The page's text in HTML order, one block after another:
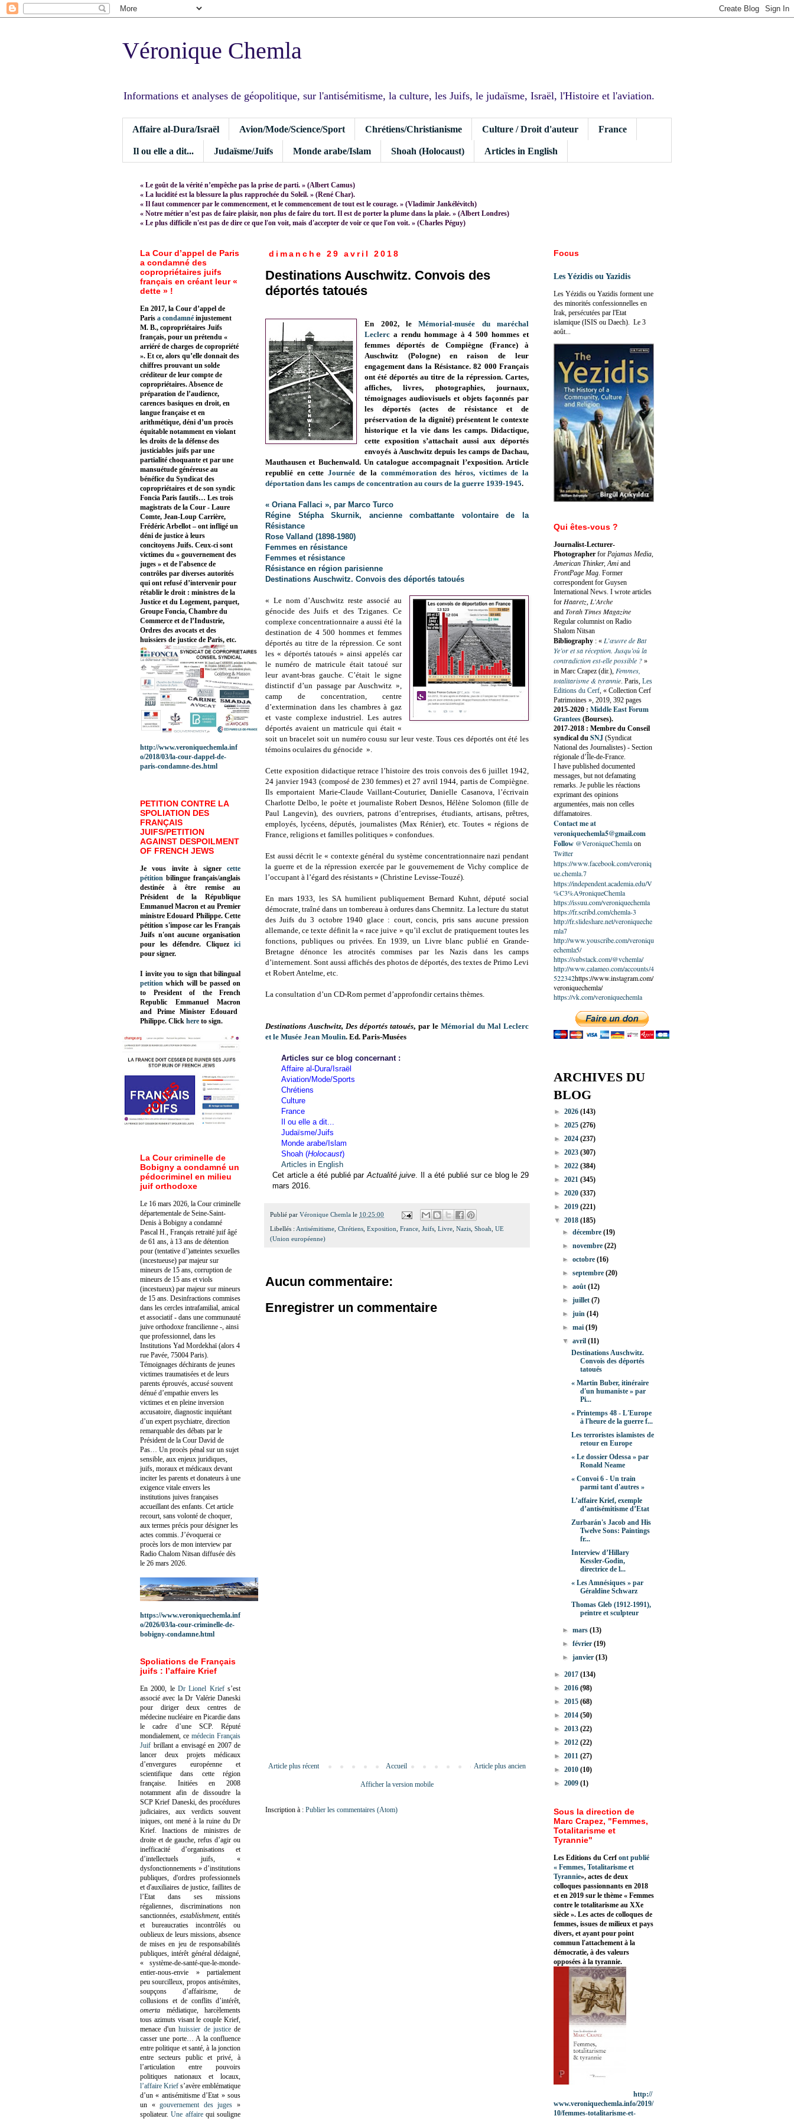
Véronique Chemla
Informations et analyses de géopolitique, sur l'antisémitisme, la culture, les Juifs, le judaïsme, Israël, l'Histoire et l'aviation.
Affaire al-Dura/Israël Avion/Mode/Science/Sport Chrétiens/Christianisme Culture / Droit d'auteur France
Il ou elle a dit... Judaïsme/Juifs Monde arabe/Islam Shoah (Holocaust) Articles in English
« Le goût de la vérité n’empêche pas la prise de parti. » (Albert Camus)
« La lucidité est la blessure la plus rapprochée du Soleil. » (René Char).
« Il faut commencer par le commencement, et le commencement de tout est le courage. » (Vladimir Jankélévitch)
« Notre métier n’est pas de faire plaisir, non plus de faire du tort. Il est de porter la plume dans la plaie. » (Albert Londres)
« Le plus difficile n'est pas de dire ce que l'on voit, mais d'accepter de voir ce que l'on voit. » (Charles Péguy)
dimanche 29 avril 2018
Destinations Auschwitz. Convois des
déportés tatoués
En 2002, leMémorial-musée du maréchal
Leclerc a rendu hommage à 4 500 hommes et
femmes déportés de Compiègne (France) à
Auschwitz (Pologne) en raison de leur
engagement dans la Résistance. 82 000 Français
ont été déportés au titre de la répression. Cartes,
affiches, livres, photographies, journaux,
témoignages audiovisuels et objets façonnés par
les déportés (actes de résistance et de
préservation de la dignité) présentent le contexte
historique et la vie dans les camps. Didactique,
cette exposition s’attachait aussi aux déportés
envoyés à Auschwitz depuis les camps de Dachau,
Mauthausen et Buchenwald. Un catalogue accompagnait l’exposition. Article
republié en cette Journéede la commémoration des héros, victimes de la
déportation dans les camps de concentration au cours de la guerre 1939-1945.
« Oriana Fallaci », par Marco Turco
Régine Stépha Skurnik, ancienne combattante volontaire de la
Résistance
Rose Valland (1898-1980)
Femmes en résistance
Femmes et résistance
Résistance en région parisienne
Destinations Auschwitz. Convois des déportés tatoués
« Le nom d’Auschwitz reste associé au
génocide des Juifs et des Tziganes. Ce
complexe concentrationnaire a aussi été la
destination de 4 500 hommes et femmes
déportés au titre de la répression. Ce sont
les « déportés tatoués » ainsi appelés car
le numéro de matricule était tatoué sur
leur avant-bras gauche. C’était le signe
distinctif d’un passage par Auschwitz »,
camp de concentration, centre
d’extermination dans les chambres à gaz
et vaste complexe industriel. Les autres
déportés avaient un matricule qui était «
soit un bracelet soit un numéro cousu sur leur veste. Tous ces déportés ont été les
témoins oculaires du génocide ».
Cette exposition didactique retrace l’histoire des trois convois des 6 juillet 1942,
24 janvier 1943 (composé de 230 femmes) et 27 avril 1944, partis de Compiègne.
Ils emportaient Marie-Claude Vaillant-Couturier, Danielle Casanova, l’écrivain
Charlotte Delbo, le poète et journaliste Robert Desnos, Hélène Solomon (fille de
Paul Langevin), des ouvriers, patrons d’entreprises, étudiants, artisans, prêtres,
employés, lycéens, députés, journalistes (Max Rénier), etc. Toutes « régions de
France, religions et familles politiques » confondues.
Est aussi décrit le « contexte général du système concentrationnaire nazi pendant
la guerre et de la répression exercée par le gouvernement de Vichy complice de
l’occupant à l’égard des résistants » (Christine Levisse-Touzé).
En mars 1933, les SA humilient publiquement Bernard Kuhnt, député social
démocrate, traîné dans un tombereau à ordures dans Chemnitz. La lecture du statut
des Juifs du 3 octobre 1940 glace : court, concis, pris sans aucune pression
allemande, ce texte définit la « race juive » qu’il exclut de pratiquement toutes les
fonctions, publiques ou privées. En 1939, un Livre blanc publié en Grande-
Bretagne dénonce les atrocités commises par les Nazis dans les camps
d’internement. Sont aussi affichés des photos de déportés, des textes de Primo Levi
et Robert Antelme, etc.
La consultation d’un CD-Rom permet d’approfondir certains thèmes.
Destinations Auschwitz, Des déportés tatoués, par le Mémorial du Mal Leclerc
et le Musée Jean Moulin. Ed. Paris-Musées
Articles sur ce blog concernant :
Affaire al-Dura/Israël
Aviation/Mode/Sports
Chrétiens
Culture
France
Il ou elle a dit...
Judaïsme/Juifs
Monde arabe/Islam
Shoah (Holocaust)
Articles in English
Cet article a été publié parActualité juive. Il a été publié sur ce blog le 29
mars 2016.
Publié par Véronique Chemla le 10:25:00
Libellés : Antisémitisme, Chrétiens, Exposition, France, Juifs, Livre, Nazis, Shoah, UE
(Union européenne)
Aucun commentaire:
Enregistrer un commentaire
Article plus récent Article plus ancien
Accueil
Afficher la version mobile
Inscription à : Publier les commentaires (Atom)
La Cour d’appel de Paris
a condamné des
copropriétaires juifs
français en créant leur «
dette » !
En 2017, la Cour d’appel de
Paris a condamné injustement
M. B., copropriétaires Juifs
français, pour un prétendu «
arriéré de charges de copropriété
». Et ce, alors qu’elle donnait des
chiffres prouvant un solde
créditeur de leur compte de
copropriétaires. Absence de
préparation de l’audience,
carences basiques en droit, en
langue française et en
arithmétique, déni d’un procès
équitable notamment en violant
les droits de la défense des
justiciables juifs par une
partialité choquante et par une
mansuétude généreuse au
bénéfice du Syndicat des
copropriétaires et de son syndic
Foncia Paris fautifs… Les trois
magistrats de la Cour - Laure
Comte, Jean-Loup Carrière,
Frédéric Arbellot – ont infligé un
déni de justice à leurs
concitoyens Juifs. Ceux-ci sont
victimes du « gouvernement des
juges » et de l’absence de
contrôles par diverses autorités
qui ont refusé d’intervenir pour
rétablir le droit : ministres de la
Justice et du Logement, parquet,
Groupe Foncia, Chambre du
Commerce et de l’Industrie,
Ordres des avocats et des
huissiers de justice de Paris, etc.
http://www.veroniquechemla.inf
o/2018/03/la-cour-dappel-de-
paris-condamne-des.html
PETITION CONTRE LA
SPOLIATION DES
FRANÇAIS
JUIFS/PETITION
AGAINST DESPOILMENT
OF FRENCH JEWS
Je vous invite à signer cette
pétition bilingue français/anglais
destinée à être remise au
Président de la République
Emmanuel Macron et au Premier
ministre Edouard Philippe. Cette
pétition s'impose car les Français
Juifs n'ont aucune organisation
pour les défendre. Cliquez
ici
pour signer.
I invite you to sign that bilingual
petition which will be passed on
to President of the French
Republic Emmanuel Macron
and Prime Minister Edouard
Philippe. Click here to sign.
La Cour criminelle de
Bobigny a condamné un
pédocriminel en milieu
juif orthodoxe
Le 16 mars 2026, la Cour criminelle
départementale de Seine-Saint-
Denis à Bobigny a condamné
Pascal H., Français retraité juif âgé
de 61 ans, à 13 ans de détention
pour (tentative d’)atteintes sexuelles
(incestueuse) par majeur sur
mineurs de 15 ans, corruption de
mineurs de 15 ans et viols
(incestueux) par majeur sur mineurs
de 15 ans. Desinfractions commises
dans les cercles intrafamilial, amical
et associatif - dans une communauté
juive orthodoxe francilienne -, ainsi
que professionnel, dans les
Institutions Yad Mordekhaï (alors 4
rue Pavée, 75004 Paris).
Témoignages déchirants de jeunes
victimes traumatisées et de leurs
parents éprouvés, accusé souvent
dénué d’empathie envers les
victimes et en pleine inversion
accusatoire, diagnostic inquiétant
d’un expert psychiatre, direction
remarquable des débats par le
Président de la Cour David de
Pas… Un procès pénal sur un sujet
sensible, aux enjeux juridiques,
juifs, moraux et médicaux devant
inciter les parents et donateurs à une
exigence vitale envers les
institutions juives françaises
accueillant des enfants. Cet article
recourt, sans volonté de choquer,
aux termes précis pour désigner les
actes commis. J’évoquerai ce
procès lors de mon interview par
Radio Chalom Nitsan diffusée dès
le 26 mars 2026.
https://www.veroniquechemla.inf
o/2026/03/la-cour-criminelle-de-
bobigny-condamne.html
Spoliations de Français
juifs : l’affaire Krief
En 2000, le Dr Lionel Kriefs’est
associé avec la Dr Valérie Daneski
pour diriger deux centres de
médecine nucléaire en Picardie dans
le cadre d’une SCP. Réputé
mondialement, ce médecin Français
Juif brillant a envisagé en 2007 de
lancer deux projets médicaux
d’envergures européenne et
scientifique dans cette région
française. Initiées en 2008
notamment afin de dissoudre la
SCP Krief Daneski, des procédures
judiciaires, aux verdicts souvent
iniques, ont mené à la ruine du Dr
Krief. Inactions de ministres de
droite et de gauche, refus d’agir ou
inefficacité d’organisations et
d’intellectuels juifs, «
dysfonctionnements » d’institutions
publiques, d'ordres professionnels
et d'auxiliaires de justice, faillites de
l’Etat dans ses missions
régaliennes, discriminations non
sanctionnées, establishment, entités
et bureaucraties incontrôlés ou
oublieux de leurs missions, absence
de mises en jeu de responsabilités
publiques, intérêt général dédaigné,
« système-de-santé-que-le-monde-
entier-nous-envie » partialement
peu sourcilleux, propos antisémites,
soupçons d’affairisme, de
collusions et de conflits d’intérêt,
omerta médiatique, harcèlements
tous azimuts visant le couple Krief,
menace d'unhuissier de justicede
casser une porte… A la confluence
entre politique et santé, à la jonction
entre secteurs public et privé, à
l’articulation entre pouvoirs
politiques nationaux et locaux,
l’affaire Krief s’avère emblématique
d’un « antisémitisme d’Etat » sous
un «gouvernement des juges »
spoliateur.Une affairequi souligne
Focus
Les Yézidis ou Yazidis
Les Yézidis ou Yazidis forment une
des minorités confessionnelles en
Irak, persécutées par l'Etat
islamique (ISIS ou Daech). Le 3
août...
Qui êtes-vous ?
Journalist-Lecturer-
Photographer for Pajamas Media,
American Thinker, Ami and
FrontPage Mag. Former
correspondent for Guysen
International News. I wrote articles
for Haaretz, L'Arche
and Torah Times Magazine
Regular columnist on Radio
Shalom Nitsan
Bibliography : « L’œuvre de Bat
Ye’or et sa réception. Jusqu’où la
contradiction est-elle possible ? »
in Marc Crapez (dir.), Femmes,
totalitarisme & tyrannie. Paris, Les
Editions du Cerf, « Collection Cerf
Patrimoines », 2019, 392 pages
2015-2020 : Middle East Forum
Grantees (Bourses).
2017-2018 : Membre du Conseil
syndical du SNJ (Syndicat
National des Journalistes) - Section
régionale d’Île-de-France.
I have published documented
messages, but not defamating
remarks. Je publie les réactions
exprimant des opinions
argumentées, mais non celles
diffamatoires.
Contact me at
veroniquechemla5@gmail.com
Follow @VeroniqueChemlaon
Twitter
https://www.facebook.com/veroniq
ue.chemla.7
https://independent.academia.edu/V
%C3%A9roniqueChemla
https://issuu.com/veroniquechemla
https://fr.scribd.com/chemla-3
http://fr.slideshare.net/veroniqueche
mla7
http://www.youscribe.com/veroniqu
echemla5/
https://substack.com/@vchemla/
http://www.calameo.com/accounts/4
522342https://www.instagram.com/
veroniquechemla/
https://vk.com/veroniquechemla
ARCHIVES DU
BLOG
► 2026 (143)
► 2025 (276)
► 2024 (237)
► 2023 (307)
► 2022 (384)
► 2021 (345)
► 2020 (337)
► 2019 (221)
▼ 2018 (185)
►décembre(19)
►novembre(22)
►octobre(16)
►septembre(20)
►août(12)
►juillet(7)
►juin(14)
►mai(19)
▼avril(11)
Destinations Auschwitz.
Convois des déportés
tatoués
« Martin Buber, itinéraire
d'un humaniste » par
Pi...
« Printemps 48 - L'Europe
à l'heure de la guerre f...
Les terroristes islamistes de
retour en Europe
« Le dossier Odessa » par
Ronald Neame
« Convoi 6 - Un train
parmi tant d'autres »
L’affaire Krief, exemple
d’antisémitisme d’Etat
Zurbarán's Jacob and His
Twelve Sons: Paintings
fr...
Interview d’Hillary
Kessler-Godin,
directrice de l...
« Les Amnésiques » par
Géraldine Schwarz
Thomas Gleb (1912-1991),
peintre et sculpteur
►mars(13)
►février(19)
►janvier(13)
► 2017 (134)
► 2016 (98)
► 2015 (68)
► 2014 (50)
► 2013 (22)
► 2012 (22)
► 2011 (27)
► 2010 (10)
► 2009 (1)
Sous la direction de
Marc Crapez, "Femmes,
Totalitarisme et
Tyrannie"
Les Editions du Cerfont publié
« Femmes, Totalitarisme et
Tyrannie», actes de deux
colloques passionnants en 2018
et en 2019 sur le thème « Femmes
contre le totalitarisme au XXe
siècle ». Les actes de colloques de
femmes, issues de milieux et pays
divers, et ayant pour point
commun l'attachement à la
démocratie, à des valeurs
opposées à la tyrannie.
http://
www.veroniquechemla.info/2019/
10/femmes-totalitarisme-et-